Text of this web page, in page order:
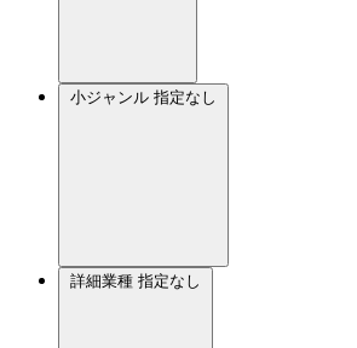
小ジャンル 指定なし
詳細業種 指定なし